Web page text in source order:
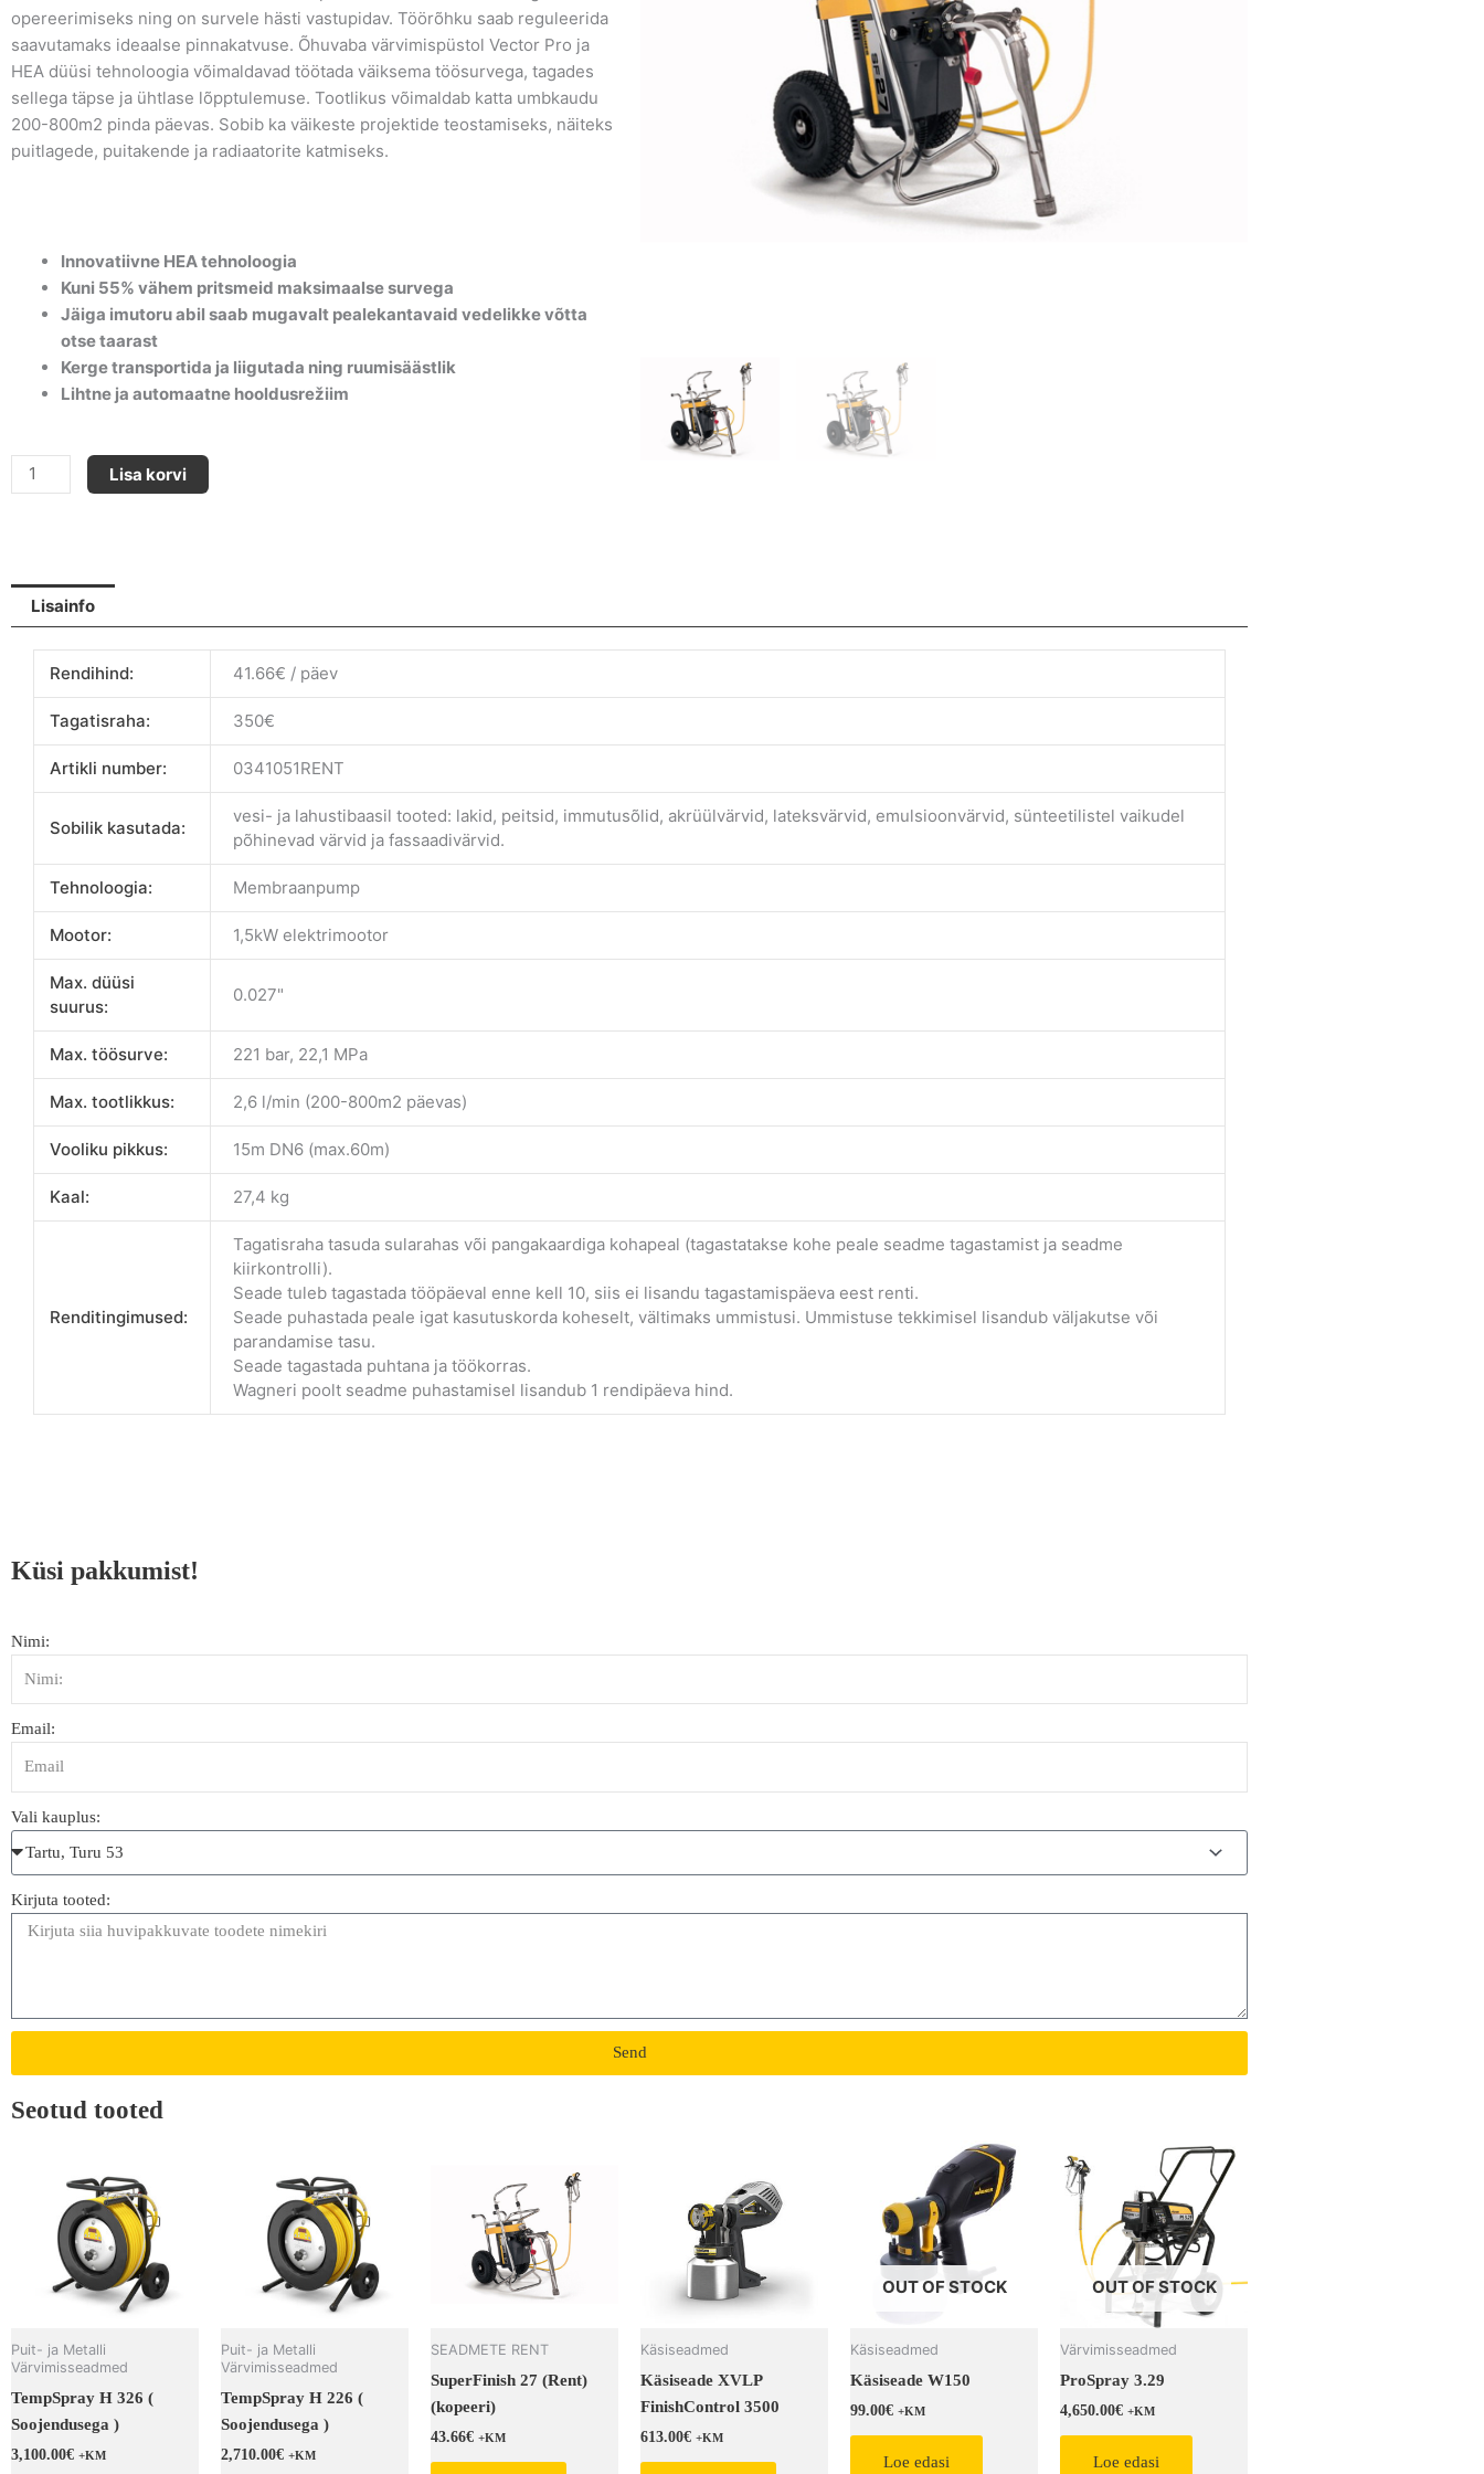
opereerimiseks ning on survele hästi vastupidav. Töörõhku saab reguleerida
saavutamaks ideaalse pinnakatvuse. Õhuvaba värvimispüstol Vector Pro ja
HEA düüsi tehnoloogia võimaldavad töötada väiksema töösurvega, tagades
sellega täpse ja ühtlase lõpptulemuse. Tootlikus võimaldab katta umbkaudu
200-800m2 pinda päevas. Sobib ka väikeste projektide teostamiseks, näiteks
puitlagede, puitakende ja radiaatorite katmiseks.
Innovatiivne HEA tehnoloogia
Kuni 55% vähem pritsmeid maksimaalse survega
Jäiga imutoru abil saab mugavalt pealekantavaid vedelikke võtta
otse taarast
Kerge transportida ja liigutada ning ruumisäästlik
Lihtne ja automaatne hooldusrežiim
SuperFinish
27
Lisa korvi
Lisainfo
Rendihind: 41.66€ / päev
Tagatisraha: 350€
Artikli number: 0341051RENT
Sobilik kasutada:
vesi- ja lahustibaasil tooted: lakid, peitsid, immutusõlid, akrüülvärvid, lateksvärvid, emulsioonvärvid, sünteetilistel vaikudel
põhinevad värvid ja fassaadivärvid.
Tehnoloogia: Membraanpump
Mootor: 1,5kW elektrimootor
Max. düüsi
suurus:
0.027"
Max. töösurve: 221 bar, 22,1 MPa
Max. tootlikkus: 2,6 l/min (200-800m2 päevas)
Vooliku pikkus: 15m DN6 (max.60m)
Kaal: 27,4 kg
Renditingimused:
Tagatisraha tasuda sularahas või pangakaardiga kohapeal (tagastatakse kohe peale seadme tagastamist ja seadme
kiirkontrolli).
Seade tuleb tagastada tööpäeval enne kell 10, siis ei lisandu tagastamispäeva eest renti.
Seade puhastada peale igat kasutuskorda koheselt, vältimaks ummistusi. Ummistuse tekkimisel lisandub väljakutse või
parandamise tasu.
Seade tagastada puhtana ja töökorras.
Wagneri poolt seadme puhastamisel lisandub 1 rendipäeva hind.
Küsi pakkumist!
Nimi:
Email:
Vali kauplus:
Kirjuta tooted:
Send
Seotud tooted
Puit- ja Metalli
Värvimisseadmed
TempSpray H 326 (
Soojendusega )
3,100.00€ +KM
Puit- ja Metalli
Värvimisseadmed
TempSpray H 226 (
Soojendusega )
2,710.00€ +KM
SEADMETE RENT
SuperFinish 27 (Rent)
(kopeeri)
43.66€ +KM
Käsiseadmed
Käsiseade XVLP
FinishControl 3500
613.00€ +KM
OUT OF STOCK
Käsiseadmed
Käsiseade W150
99.00€ +KM
Loe edasi
OUT OF STOCK
Värvimisseadmed
ProSpray 3.29
4,650.00€ +KM
Loe edasi